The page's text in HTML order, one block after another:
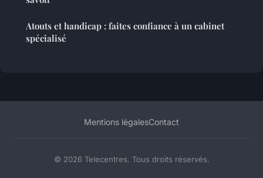
Atouts et handicap : faites confiance à un cabinet
spécialisé
Mentions légalesContact
© 2026 Telecentres. Tous droits réservés.